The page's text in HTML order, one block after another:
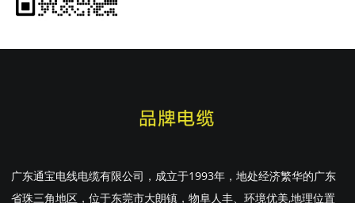
广东通宝电线电缆有限公司，成立于1993年，地处经济繁华的广东
省珠三角地区，位于东莞市大朗镇，物阜人丰、环境优美,地理位置